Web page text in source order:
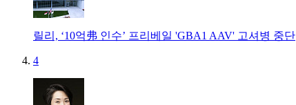
릴리, ‘10억弗 인수’ 프리베일 'GBA1 AAV' 고셔병 중단
4